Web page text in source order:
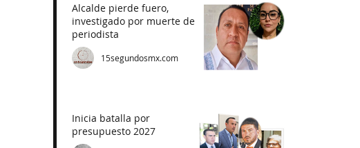
Alcalde pierde fuero,
investigado por muerte de
periodista
15segundosmx.com
Inicia batalla por
presupuesto 2027